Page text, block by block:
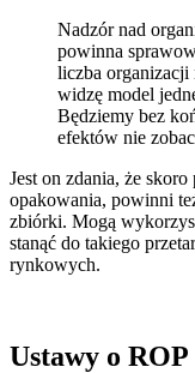
Nadzór nad
powinna
liczba organizacji
widzę model
Będziemy bez
efektów nie
Jest on zdania, że
opakowania, powinni
zbiórki. Mogą
stanąć do takiego
rynkowych.
Ustawy o ROP